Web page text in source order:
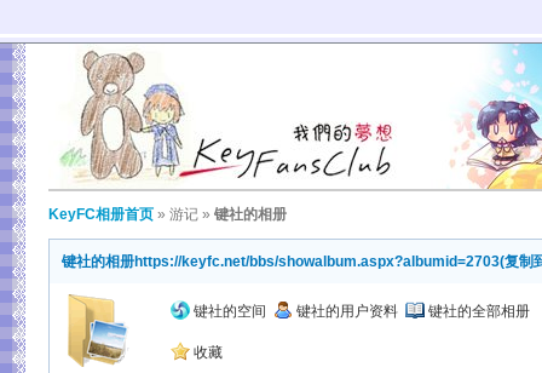
KeyFC相册首页 » 游记 » 键社的相册
键社的相册https://keyfc.net/bbs/showalbum.aspx?albumid=2703(复制
键社的空间 键社的用户资料 键社的全部相册
收藏